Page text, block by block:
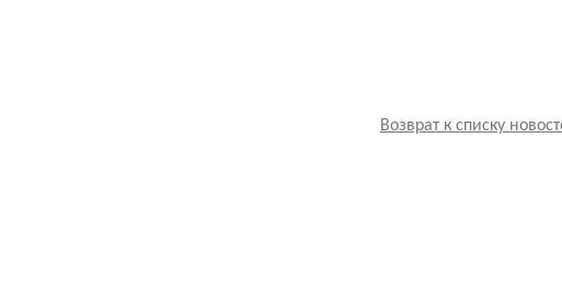
Возврат к списку